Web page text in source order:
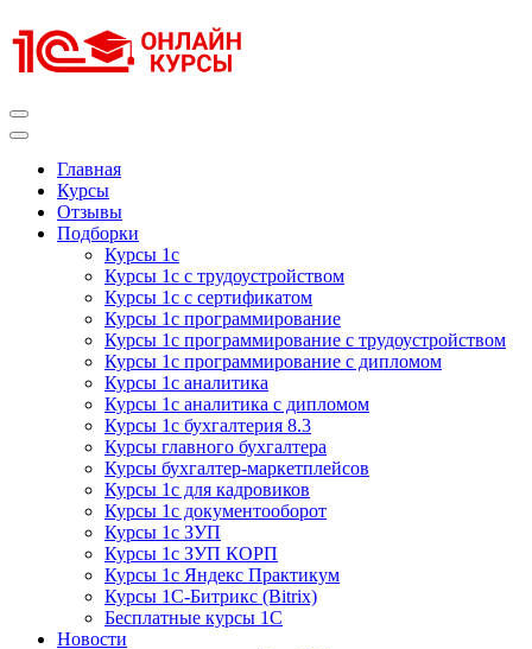
к
содержимому
Главная
Курсы
Отзывы
Подборки
Курсы 1с
Курсы 1с с трудоустройством
Курсы 1с с сертификатом
Курсы 1с программирование
Курсы 1с программирование с трудоустройством
Курсы 1с программирование с дипломом
Курсы 1с аналитика
Курсы 1с аналитика с дипломом
Курсы 1с бухгалтерия 8.3
Курсы главного бухгалтера
Курсы бухгалтер-маркетплейсов
Курсы 1с для кадровиков
Курсы 1с документооборот
Курсы 1с ЗУП
Курсы 1с ЗУП КОРП
Курсы 1с Яндекс Практикум
Курсы 1С-Битрикс (Bitrix)
Бесплатные курсы 1С
Новости